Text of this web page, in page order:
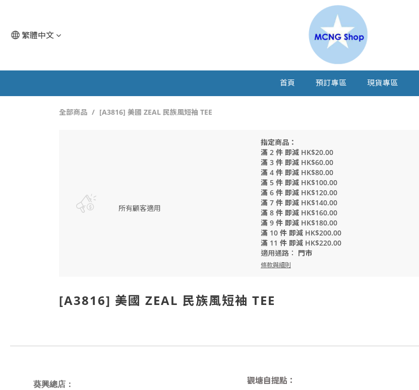
繁體中文
首頁 預訂專區 現貨專區
全部商品 [A3816] 美國 ZEAL 民族風短袖 TEE
所有顧客適用
指定商品：
滿 2 件 即減 HK$20.00
滿 3 件 即減 HK$60.00
滿 4 件 即減 HK$80.00
滿 5 件 即減 HK$100.00
滿 6 件 即減 HK$120.00
滿 7 件 即減 HK$140.00
滿 8 件 即減 HK$160.00
滿 9 件 即減 HK$180.00
滿 10 件 即減 HK$200.00
滿 11 件 即減 HK$220.00
適用通路： 門市
條款與細則
[A3816] 美國 ZEAL 民族風短袖 TEE
葵興總店： 觀塘自提點：